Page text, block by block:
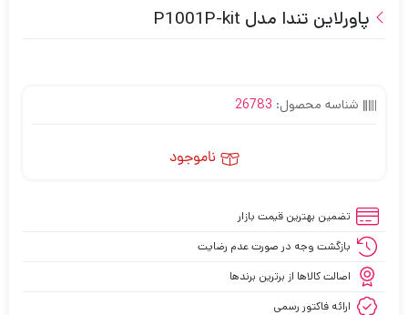
پاورلاین تندا مدل P1001P-kit
شناسه محصول: 26783
ناموجود
تضمین بهترین قیمت بازار
بازگشت وجه در صورت عدم رضایت
اصالت کالاها از برترین برندها
ارائه فاکتور رسمی